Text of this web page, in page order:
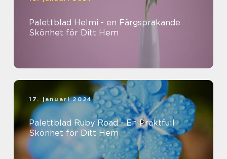
Palettblad Helmi - en Färgsprakande
Skönhet för Ditt Hem
17. januari 2024
Palettblad Ruby Road - En Praktfull
Skönhet för Ditt Hem